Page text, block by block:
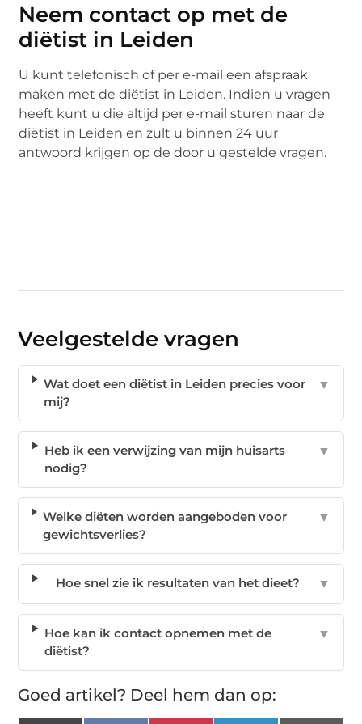
Neem contact op met de
diëtist in Leiden
U kunt telefonisch of per e-mail een afspraak
maken met de diëtist in Leiden. Indien u vragen
heeft kunt u die altijd per e-mail sturen naar de
diëtist in Leiden en zult u binnen 24 uur
antwoord krijgen op de door u gestelde vragen.
Veelgestelde vragen
Wat doet een diëtist in Leiden precies voor
mij?
▼
Heb ik een verwijzing van mijn huisarts
nodig?
▼
Welke diëten worden aangeboden voor
gewichtsverlies?
▼
Hoe snel zie ik resultaten van het dieet? ▼
Hoe kan ik contact opnemen met de
diëtist?
▼
Goed artikel? Deel hem dan op: